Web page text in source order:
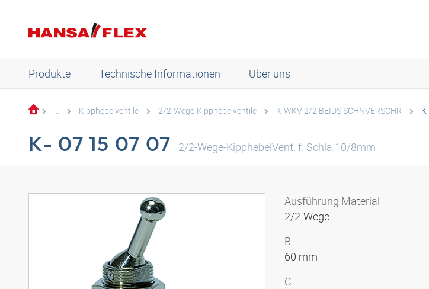
Produkte Technische Informationen Über uns
... Kipphebelventile 2/2-Wege-Kipphebelventile K-WKV 2/2 BEIDS SCHNVERSCHR
K- 07 15 07 07 2/2-Wege-KipphebelVent. f. Schla.10/8mm
Ausführung Material
2/2-Wege
B
60 mm
C